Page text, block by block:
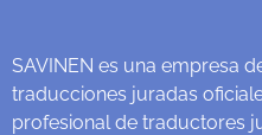
SAVINEN es una empresa
traducciones juradas
profesional de traductores